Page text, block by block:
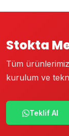
Stokta
Tüm
kurulum ve
Teklif Al